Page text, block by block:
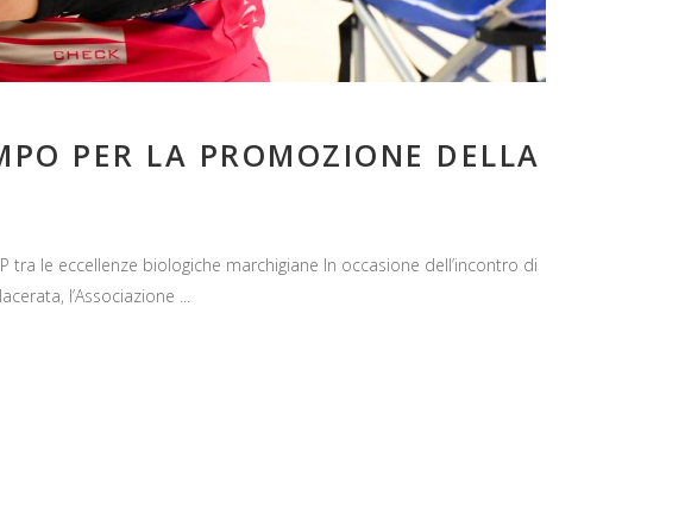
PER LA PROMOZIONE DELLA
le eccellenze biologiche marchigiane In occasione dell’incontro di
l’Associazione